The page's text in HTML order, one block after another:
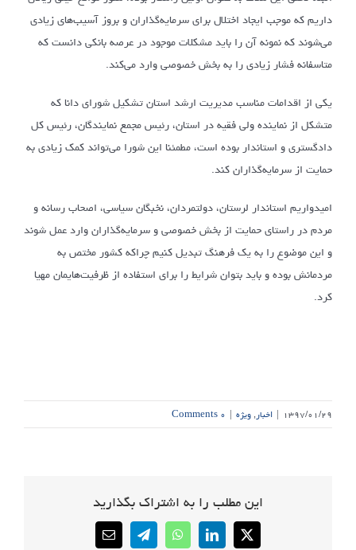
داریم که موجب ایجاد اختلال برای سرمایه‌گذاران و بروز آسیب‌های زیادی
می‌شوند که نمونه آن را باید مشکلات موجود در عرصه بانکی دانست که
متاسفانه فشار زیادی را به بخش خصوصی وارد می‌کند.
یکی از اقدامات مناسب مدیریت ارشد استان تشکیل شورای دانا که
متشکل از نماینده ولی فقیه در استان، رئیس مجمع نمایندگان، رئیس کل
دادگستری و استاندار بوده است، مطمئنا این شورا می‌تواند کمک زیادی به
حمایت از سرمایه‌گذاران کند.
امیدواریم استاندار لرستان، دولتمردان، نخبگان سیاسی، اصحاب رسانه و
مردم در راستای حمایت از بخش خصوصی و سرمایه‌گذاران وارد عمل شوند
و این موضوع را به یک فرهنگ تبدیل کنیم چراکه کشور مختص به
مردمانش بوده و باید بتوان شرایط را برای استفاده از ظرفیت‌هایمان مهیا
کرد.
۱۳۹۷/۰۱/۲۹ | اخبار,ویژه | ۰ Comments
این مطلب را به اشتراک بگذارید
X
LinkedIn
WhatsApp
Telegram
Email